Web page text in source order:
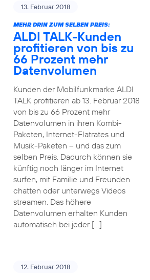
13. Februar 2018
MEHR DRIN ZUM SELBEN PREIS:
ALDI TALK-Kunden
profitieren von bis zu
66 Prozent mehr
Datenvolumen
Kunden der Mobilfunkmarke ALDI
TALK profitieren ab 13. Februar 2018
von bis zu 66 Prozent mehr
Datenvolumen in ihren Kombi-
Paketen, Internet-Flatrates und
Musik-Paketen – und das zum
selben Preis. Dadurch können sie
künftig noch länger im Internet
surfen, mit Familie und Freunden
chatten oder unterwegs Videos
streamen. Das höhere
Datenvolumen erhalten Kunden
automatisch bei jeder […]
12. Februar 2018